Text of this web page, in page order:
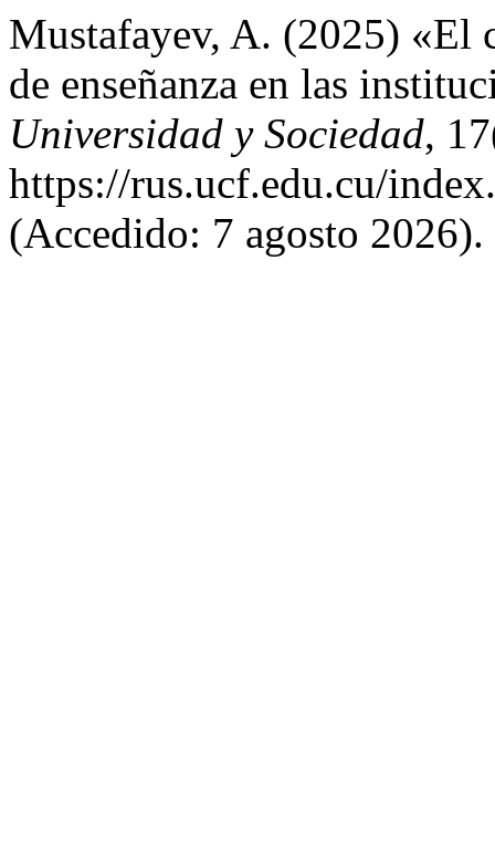
Mustafayev, A. (2025) «El
de enseñanza en las
Universidad y Sociedad,
https://rus.ucf.edu.cu/
(Accedido: 7 agosto 2026).